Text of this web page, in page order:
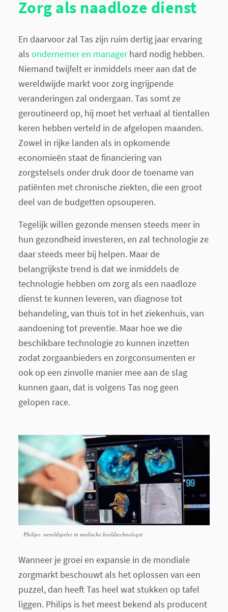
Zorg als naadloze dienst
En daarvoor zal Tas zijn ruim dertig jaar ervaring
als ondernemer en managerhard nodig hebben.
Niemand twijfelt er inmiddels meer aan dat de
wereldwijde markt voor zorg ingrijpende
veranderingen zal ondergaan. Tas somt ze
geroutineerd op, hij moet het verhaal al tientallen
keren hebben verteld in de afgelopen maanden.
Zowel in rijke landen als in opkomende
economieën staat de financiering van
zorgstelsels onder druk door de toename van
patiënten met chronische ziekten, die een groot
deel van de budgetten opsouperen.
Tegelijk willen gezonde mensen steeds meer in
hun gezondheid investeren, en zal technologie ze
daar steeds meer bij helpen. Maar de
belangrijkste trend is dat we inmiddels de
technologie hebben om zorg als een naadloze
dienst te kunnen leveren, van diagnose tot
behandeling, van thuis tot in het ziekenhuis, van
aandoening tot preventie. Maar hoe we die
beschikbare technologie zo kunnen inzetten
zodat zorgaanbieders en zorgconsumenten er
ook op een zinvolle manier mee aan de slag
kunnen gaan, dat is volgens Tas nog geen
gelopen race.
Philips: wereldspeler in medische beeldtechnologie
Wanneer je groei en expansie in de mondiale
zorgmarkt beschouwt als het oplossen van een
puzzel, dan heeft Tas heel wat stukken op tafel
liggen. Philips is het meest bekend als producent